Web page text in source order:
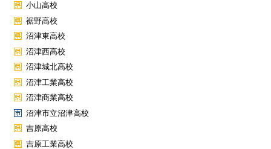
小山高校
裾野高校
沼津東高校
沼津西高校
沼津城北高校
沼津工業高校
沼津商業高校
沼津市立沼津高校
吉原高校
吉原工業高校